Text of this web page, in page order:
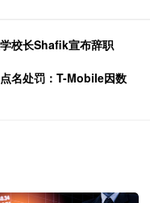
校长Shafik宣布辞职
名处罚：T-Mobile因数